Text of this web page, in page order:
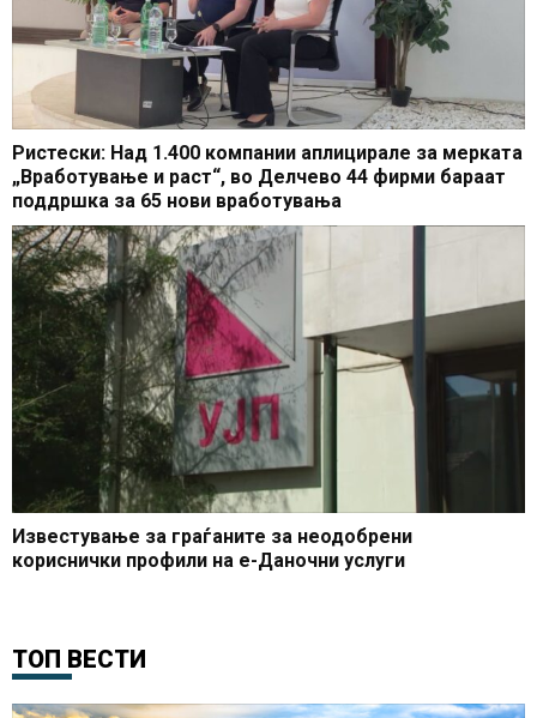
Ристески: Над 1.400 компании аплицирале за мерката
„Вработување и раст“, во Делчево 44 фирми бараат
поддршка за 65 нови вработувања
Известување за граѓаните за неодобрени
кориснички профили на е-Даночни услуги
ТОП ВЕСТИ